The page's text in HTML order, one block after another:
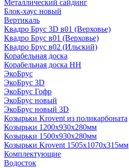
Металлический сайдинг
Блок-хаус новый
Вертикаль
Квадро Брус 3D в01 (Верховье)
Квадро Брус в01 (Верховье)
Квадро Брус в02 (Ильский)
Корабельная доска
Корабельная доска НН
ЭкоБрус
ЭкоБрус 3D
ЭкоБрус Гофр
ЭкоБрус новый
ЭкоБрус новый 3D
Козырьки Krovent из поликарбоната
Козырьки 1200х930х280мм
Козырьки 1500х930х280мм
Козырьки Krovent 1505х1070х315мм
Комплектующие
Водосток